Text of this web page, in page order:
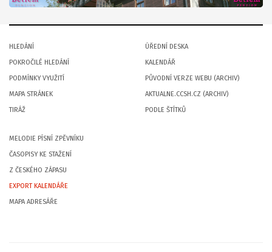
HLEDÁNÍ
POKROČILÉ HLEDÁNÍ
PODMÍNKY VYUŽITÍ
MAPA STRÁNEK
TIRÁŽ
ÚŘEDNÍ DESKA
KALENDÁŘ
PŮVODNÍ VERZE WEBU (ARCHIV)
AKTUALNE.CCSH.CZ (ARCHIV)
PODLE ŠTÍTKŮ
MELODIE PÍSNÍ ZPĚVNÍKU
ČASOPISY KE STAŽENÍ
Z ČESKÉHO ZÁPASU
EXPORT KALENDÁŘE
MAPA ADRESÁŘE